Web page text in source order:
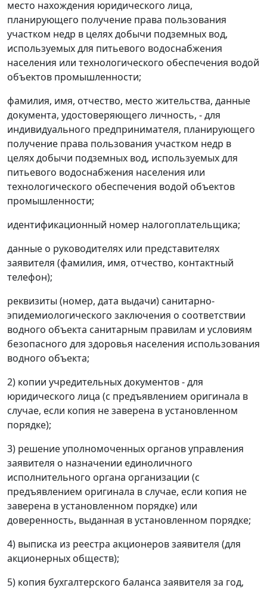
место нахождения юридического лица,
планирующего получение права пользования
участком недр в целях добычи подземных вод,
используемых для питьевого водоснабжения
населения или технологического обеспечения водой
объектов промышленности;
фамилия, имя, отчество, место жительства, данные
документа, удостоверяющего личность, - для
индивидуального предпринимателя, планирующего
получение права пользования участком недр в
целях добычи подземных вод, используемых для
питьевого водоснабжения населения или
технологического обеспечения водой объектов
промышленности;
идентификационный номер налогоплательщика;
данные о руководителях или представителях
заявителя (фамилия, имя, отчество, контактный
телефон);
реквизиты (номер, дата выдачи) санитарно-
эпидемиологического заключения о соответствии
водного объекта санитарным правилам и условиям
безопасного для здоровья населения использования
водного объекта;
2) копии учредительных документов - для
юридического лица (с предъявлением оригинала в
случае, если копия не заверена в установленном
порядке);
3) решение уполномоченных органов управления
заявителя о назначении единоличного
исполнительного органа организации (с
предъявлением оригинала в случае, если копия не
заверена в установленном порядке) или
доверенность, выданная в установленном порядке;
4) выписка из реестра акционеров заявителя (для
акционерных обществ);
5) копия бухгалтерского баланса заявителя за год,